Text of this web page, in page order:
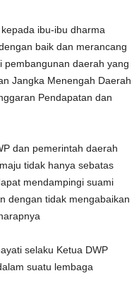
ibu-ibu dharma
baik dan merancang
pembangunan daerah yang
Jangka Menengah Daerah
Pendapatan dan
dan pemerintah daerah
tidak hanya sebatas
mendampingi suami
dengan tidak mengabaikan
selaku Ketua DWP
suatu lembaga